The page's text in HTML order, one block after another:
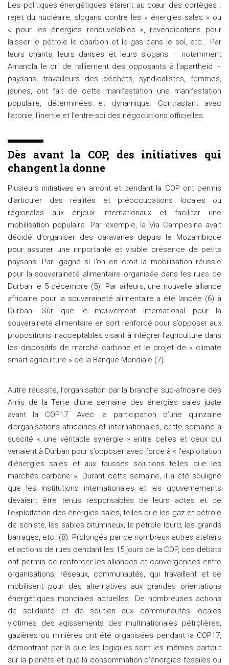
Les politiques énergétiques étaient au cœur des cortèges :
rejet du nucléaire, slogans contre les « énergies sales » ou
« pour les énergies renouvelables », revendications pour
laisser le pétrole le charbon et le gas dans le sol, etc… Par
leurs chants, leurs danses et leurs slogans – notamment
Amandla le cri de ralliement des opposants à l’apartheid –
paysans, travailleurs des déchets, syndicalistes, femmes,
jeunes, ont fait de cette manifestation une manifestation
populaire, déterminées et dynamique. Contrastant avec
l’atonie, l’inertie et l’entre-soi des négociations officielles.
Dès avant la COP, des initiatives qui
changent la donne
Plusieurs initiatives en amont et pendant la COP ont permis
d’articuler des réalités et préoccupations locales ou
régionales aux enjeux internationaux et faciliter une
mobilisation populaire. Par exemple, la Via Campesina avait
décidé d’organiser des caravanes depuis le Mozambique
pour assurer une importante et visible présence de petits
paysans. Pari gagné si l’on en croit la mobilisation réussie
pour la souveraineté alimentaire organisée dans les rues de
Durban le 5 décembre (5). Par ailleurs, une nouvelle alliance
africaine pour la souveraineté alimentaire a été lancée (6) à
Durban. Sûr que le mouvement international pour la
souveraineté alimentaire en sort renforcé pour s’opposer aux
propositions inacceptables visant à intégrer l’agriculture dans
les dispositifs de marché carbone et le projet de « climate
smart agriculture » de la Banque Mondiale (7).
Autre réussite, l’organisation par la branche sud-africaine des
Amis de la Terre d’une semaine des énergies sales juste
avant la COP17. Avec la participation d’une quinzaine
d’organisations africaines et internationales, cette semaine a
suscité « une véritable synergie » entre celles et ceux qui
venaient à Durban pour s’opposer avec force à « l’exploitation
d’énergies sales et aux fausses solutions telles que les
marchés carbone ». Durant cette semaine, il a été souligné
que les institutions internationales et les gouvernements
devaient être tenus responsables de leurs actes et de
l’exploitation des énergies sales, telles que les gaz et pétrole
de schiste, les sables bitumineux, le pétrole lourd, les grands
barrages, etc. (8). Prolongés par de nombreux autres ateliers
et actions de rues pendant les 15 jours de la COP, ces débats
ont permis de renforcer les alliances et convergences entre
organisations, réseaux, communautés, qui travaillent et se
mobilisent pour des alternatives aux grandes orientations
énergétiques mondiales actuelles. De nombreuses actions
de solidarité et de soutien aux communautés locales
victimes des agissements des multinationales pétrolières,
gazières ou minières ont été organisées pendant la COP17,
démontrant par-là que les logiques sont les mêmes partout
sur la planète et que la consommation d’énergies fossiles ou